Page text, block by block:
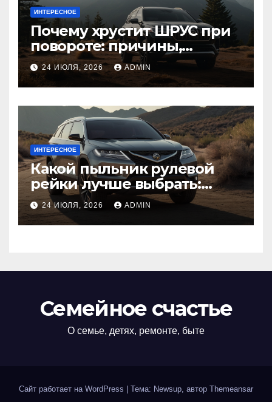
ИНТЕРЕСНОЕ
Почему хрустит ШРУС при
повороте: причины,
диагностика
24 ИЮЛЯ, 2026 ADMIN
ИНТЕРЕСНОЕ
Какой пыльник рулевой
рейки лучше выбрать:
оригинальный или аналог,
резина или полиуретан
24 ИЮЛЯ, 2026 ADMIN
Семейное счастье
О семье, детях, ремонте, быте
Сайт работает на WordPress | Тема: Newsup, автор Themeansar